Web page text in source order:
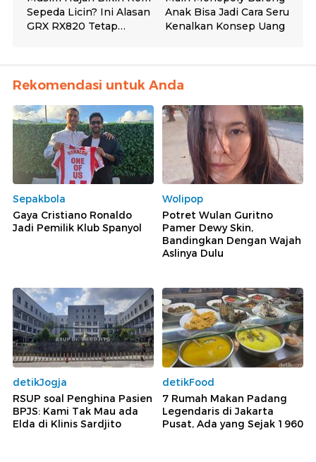
Rekomendasi untuk Anda
Sepakbola
Gaya Cristiano Ronaldo
Jadi Pemilik Klub Spanyol
Wolipop
Potret Wulan Guritno
Pamer Dewy Skin,
Bandingkan Dengan Wajah
Aslinya Dulu
detikJogja
RSUP soal Penghina Pasien
BPJS: Kami Tak Mau ada
Elda di Klinis Sardjito
detikFood
7 Rumah Makan Padang
Legendaris di Jakarta
Pusat, Ada yang Sejak 1960